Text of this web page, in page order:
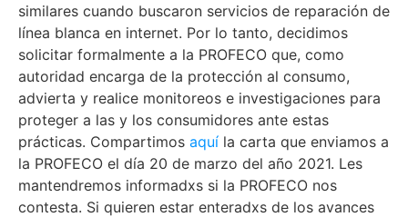
similares cuando buscaron servicios de reparación de
línea blanca en internet. Por lo tanto, decidimos
solicitar formalmente a la PROFECO que, como
autoridad encarga de la protección al consumo,
advierta y realice monitoreos e investigaciones para
proteger a las y los consumidores ante estas
prácticas. Compartimos aquí la carta que enviamos a
la PROFECO el día 20 de marzo del año 2021. Les
mantendremos informadxs si la PROFECO nos
contesta. Si quieren estar enteradxs de los avances